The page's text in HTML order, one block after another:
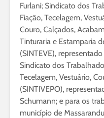
Furlani; Sindicato dos
Fiação, Tecelagem,
Couro, Calçados,
Tinturaria e Estamparia
(SINTEVE),
Sindicato dos
Tecelagem, Vestuário,
(SINTIVEPO),
Schumann; e para os
município de